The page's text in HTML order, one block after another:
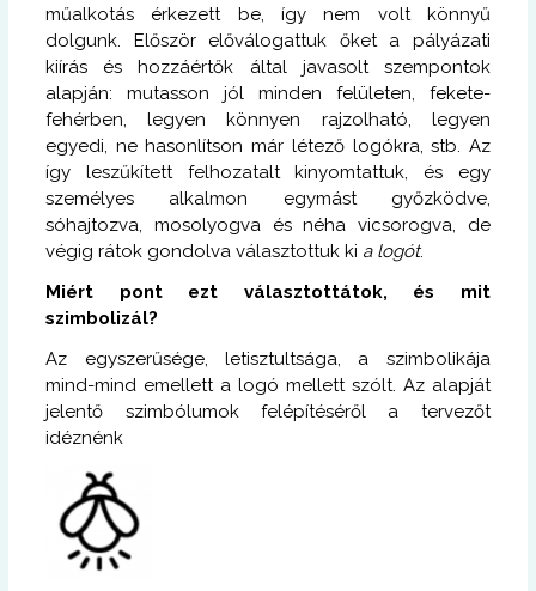
műalkotás érkezett be, így nem volt könnyű
dolgunk. Először előválogattuk őket a pályázati
kiírás és hozzáértők által javasolt szempontok
alapján: mutasson jól minden felületen, fekete-
fehérben, legyen könnyen rajzolható, legyen
egyedi, ne hasonlítson már létező logókra, stb. Az
így leszűkített felhozatalt kinyomtattuk, és egy
személyes alkalmon egymást győzködve,
sóhajtozva, mosolyogva és néha vicsorogva, de
végig rátok gondolva választottuk ki a logót.
Miért pont ezt választottátok, és mit
szimbolizál?
Az egyszerűsége, letisztultsága, a szimbolikája
mind-mind emellett a logó mellett szólt. Az alapját
jelentő szimbólumok felépítéséről a tervezőt
idéznénk